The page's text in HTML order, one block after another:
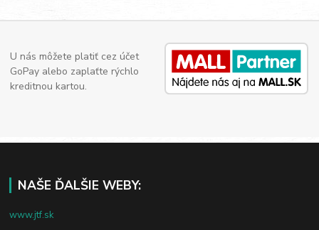
U nás môžete platiť cez účet
GoPay alebo zaplaťte rýchlo
kreditnou kartou.
NAŠE ĎALŠIE WEBY:
www.jtf.sk